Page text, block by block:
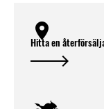
Hitta en